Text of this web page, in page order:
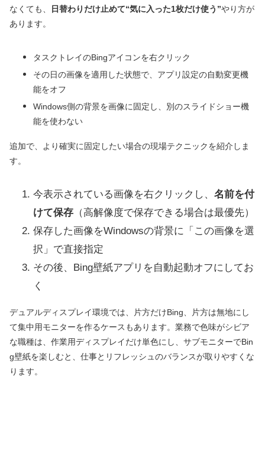
なくても、
日替わりだけ止めて“気に入った1枚だけ使う”やり方が
あります。
タスクトレイのBingアイコンを右クリック
その日の画像を適用した状態で、アプリ設定の自動変更機
能をオフ
Windows側の背景を画像に固定し、別のスライドショー機
能を使わない
追加で、より確実に固定したい場合の現場テクニックを紹介しま
す。
今表示されている画像を右クリックし、 名前を付
けて保存 （高解像度で保存できる場合は最優先）
保存した画像をWindowsの背景に「この画像を選
択」で直接指定
その後、Bing壁紙アプリを自動起動オフにしてお
く
デュアルディスプレイ環境では、片方だけBing、片方は無地にし
て集中用モニターを作るケースもあります。業務で色味がシビア
な職種は、作業用ディスプレイだけ単色にし、サブモニターでBin
g壁紙を楽しむと、仕事とリフレッシュのバランスが取りやすくな
ります。